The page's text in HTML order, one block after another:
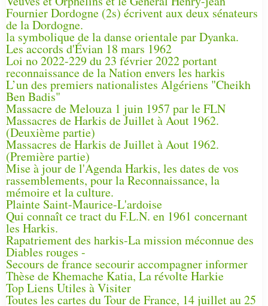
Fournier Dordogne (2s) écrivent aux deux sénateurs
de la Dordogne.
la symbolique de la danse orientale par Dyanka.
Les accords d'Évian 18 mars 1962
Loi no 2022-229 du 23 février 2022 portant
reconnaissance de la Nation envers les harkis
L’un des premiers nationalistes Algériens "Cheikh
Ben Badis"
Massacre de Melouza 1 juin 1957 par le FLN
Massacres de Harkis de Juillet à Aout 1962.
(Deuxième partie)
Massacres de Harkis de Juillet à Aout 1962.
(Première partie)
Mise à jour de l'Agenda Harkis, les dates de vos
rassemblements, pour la Reconnaissance, la
mémoire et la culture.
Plainte Saint-Maurice-L'ardoise
Qui connaît ce tract du F.L.N. en 1961 concernant
les Harkis.
Rapatriement des harkis-La mission méconnue des
Diables rouges -
Secours de france secourir accompagner informer
Thèse de Khemache Katia, La révolte Harkie
Top Liens Utiles à Visiter
Toutes les cartes du Tour de France, 14 juillet au 25